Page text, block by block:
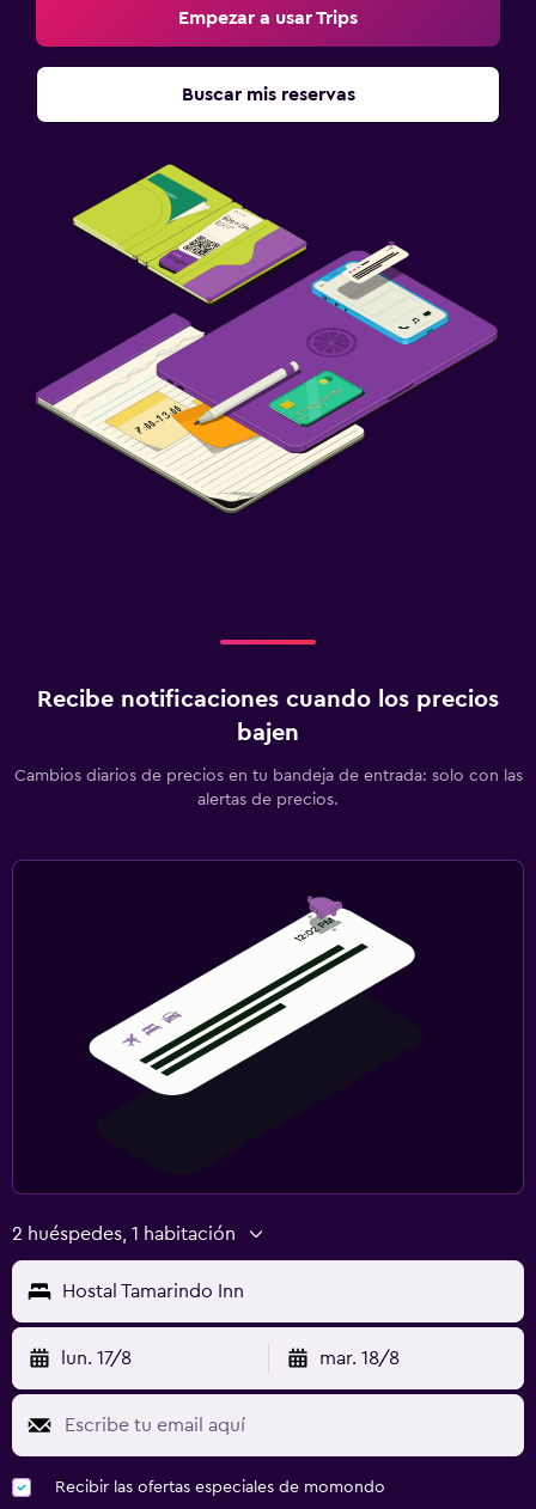
Empezar a usar Trips
Buscar mis reservas
Recibe notificaciones cuando los precios
bajen
Cambios diarios de precios en tu bandeja de entrada: solo con las
alertas de precios.
2 huéspedes, 1 habitación
Hostal Tamarindo Inn
lun. 17/8 mar. 18/8
Recibir las ofertas especiales de momondo